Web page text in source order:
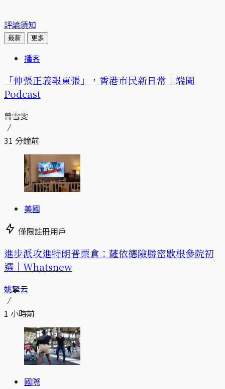
評論須知
最新 更多
播客
「伸張正義報東張」，香港市民新日常｜端聞
Podcast
曾雪雯
31 分鐘前
美國
僅限註冊用戶
進步派攻進特朗普票倉：薩依德險勝密歇根參院初
選｜Whatsnew
姚拏云
1 小時前
國際